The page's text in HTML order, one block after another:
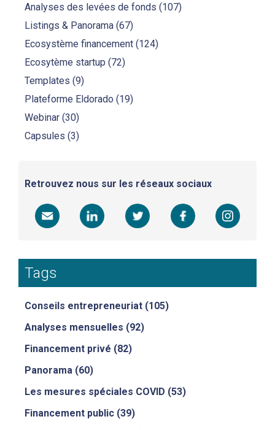
Analyses des levées de fonds (107)
Listings & Panorama (67)
Ecosystème financement (124)
Ecosytème startup (72)
Templates (9)
Plateforme Eldorado (19)
Webinar (30)
Capsules (3)
Retrouvez nous sur les réseaux sociaux
Tags
Conseils entrepreneuriat (105)
Analyses mensuelles (92)
Financement privé (82)
Panorama (60)
Les mesures spéciales COVID (53)
Financement public (39)